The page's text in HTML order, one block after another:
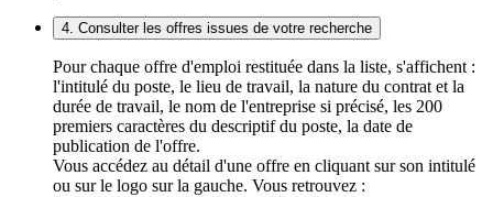
4. Consulter les offres issues de votre recherche
Pour chaque offre d'emploi restituée dans la liste, s'affichent :
l'intitulé du poste, le lieu de travail, la nature du contrat et la
durée de travail, le nom de l'entreprise si précisé, les 200
premiers caractères du descriptif du poste, la date de
publication de l'offre.
Vous accédez au détail d'une offre en cliquant sur son intitulé
ou sur le logo sur la gauche. Vous retrouvez :